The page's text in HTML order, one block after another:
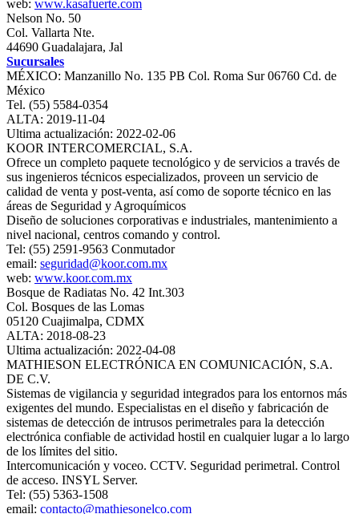
web: www.kasafuerte.com
Nelson No. 50
Col. Vallarta Nte.
44690 Guadalajara, Jal
Sucursales
MÉXICO: Manzanillo No. 135 PB Col. Roma Sur 06760 Cd. de
México
Tel. (55) 5584-0354
ALTA: 2019-11-04
Ultima actualización: 2022-02-06
KOOR INTERCOMERCIAL, S.A.
Ofrece un completo paquete tecnológico y de servicios a través de
sus ingenieros técnicos especializados, proveen un servicio de
calidad de venta y post-venta, así como de soporte técnico en las
áreas de Seguridad y Agroquímicos
Diseño de soluciones corporativas e industriales, mantenimiento a
nivel nacional, centros comando y control.
Tel: (55) 2591-9563 Conmutador
email: seguridad@koor.com.mx
web: www.koor.com.mx
Bosque de Radiatas No. 42 Int.303
Col. Bosques de las Lomas
05120 Cuajimalpa, CDMX
ALTA: 2018-08-23
Ultima actualización: 2022-04-08
MATHIESON ELECTRÓNICA EN COMUNICACIÓN, S.A.
DE C.V.
Sistemas de vigilancia y seguridad integrados para los entornos más
exigentes del mundo. Especialistas en el diseño y fabricación de
sistemas de detección de intrusos perimetrales para la detección
electrónica confiable de actividad hostil en cualquier lugar a lo largo
de los límites del sitio.
Intercomunicación y voceo. CCTV. Seguridad perimetral. Control
de acceso. INSYL Server.
Tel: (55) 5363-1508
email: contacto@mathiesonelco.com